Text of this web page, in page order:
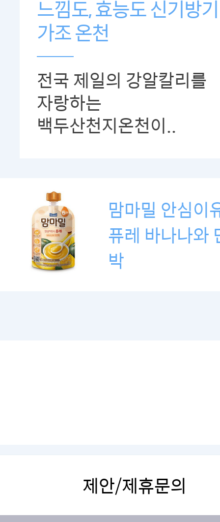
느낌도, 효능도 신기방
가조 온천
전국 제일의 강알칼리를
자랑하는
백두산천지온천이..
맘마밀 안심이
퓨레 바나나와
박
제안/제휴문의